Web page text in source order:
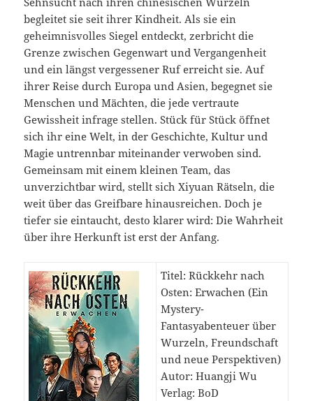
begleitet sie seit ihrer Kindheit. Als sie ein
geheimnisvolles Siegel entdeckt, zerbricht die
Grenze zwischen Gegenwart und Vergangenheit
und ein längst vergessener Ruf erreicht sie. Auf
ihrer Reise durch Europa und Asien, begegnet sie
Menschen und Mächten, die jede vertraute
Gewissheit infrage stellen. Stück für Stück öffnet
sich ihr eine Welt, in der Geschichte, Kultur und
Magie untrennbar miteinander verwoben sind.
Gemeinsam mit einem kleinen Team, das
unverzichtbar wird, stellt sich Xiyuan Rätseln, die
weit über das Greifbare hinausreichen. Doch je
tiefer sie eintaucht, desto klarer wird: Die Wahrheit
über ihre Herkunft ist erst der Anfang.
Titel: Rückkehr nach
Osten: Erwachen (Ein
Mystery-
Fantasyabenteuer über
Wurzeln, Freundschaft
und neue Perspektiven)
Autor: Huangji Wu
Verlag: BoD